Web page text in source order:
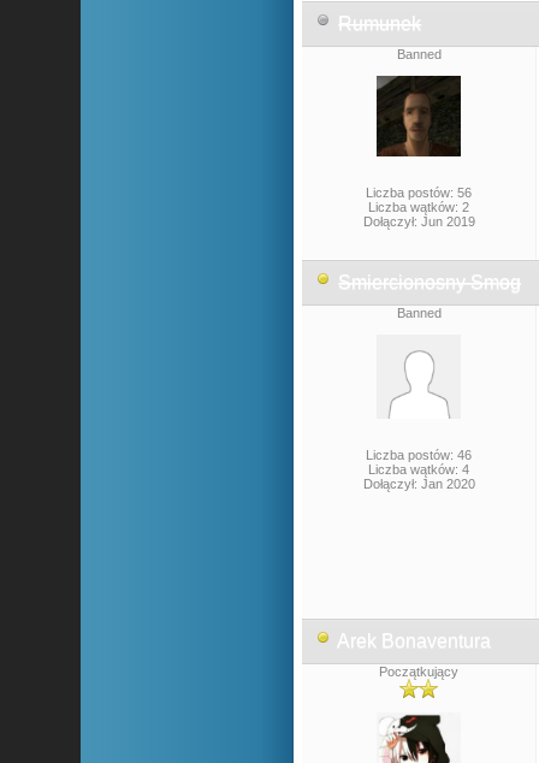
Rumunek
Banned
Liczba postów: 56
Liczba wątków: 2
Dołączył: Jun 2019
Smiercionosny Smog
Banned
Liczba postów: 46
Liczba wątków: 4
Dołączył: Jan 2020
Arek Bonaventura
Początkujący